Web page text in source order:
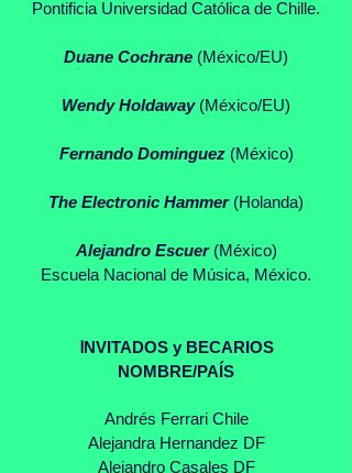
Pontificia Universidad Católica de Chille.
Duane Cochrane (México/EU)
Wendy Holdaway(México/EU)
Fernando Dominguez(México)
The Electronic Hammer (Holanda)
Alejandro Escuer (México)
Escuela Nacional de Música, México.
NVITADOS y BECARIOS
NOMBRE/PAÍS
Andrés Ferrari Chile
Alejandra Hernandez DF
Alejandro Casales DF